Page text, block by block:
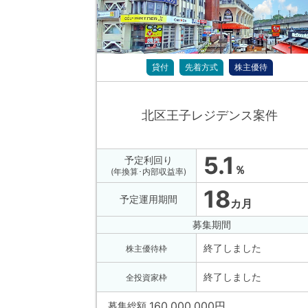
貸付 先着方式 株主優待
北区王子レジデンス案件
予定利回り
(年換算･内部収益率) 5.1 ％
予定運用期間 18カ月
募集期間
株主優待枠
全投資家枠
終了しました
終了しました